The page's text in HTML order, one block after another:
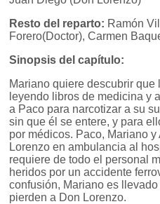
Resto del reparto: Ramón
Forero(Doctor), Carmen
Sinopsis del capítulo:
Mariano quiere descubrir
leyendo libros de medicina y
a Paco para narcotizar a su
sin que él se entere, y para
por médicos. Paco, Mariano
Lorenzo en ambulancia al
requiere de todo el personal
heridos por un accidente
confusión, Mariano es
pierden a Don Lorenzo.